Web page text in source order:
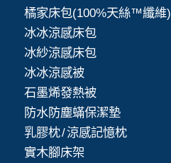
橘家床包(100%天絲™纖維)
冰冰涼感床包
冰紗涼感床包
冰冰涼感被
石墨烯發熱被
防水防塵蟎保潔墊
乳膠枕 / 涼感記憶枕
實木腳床架